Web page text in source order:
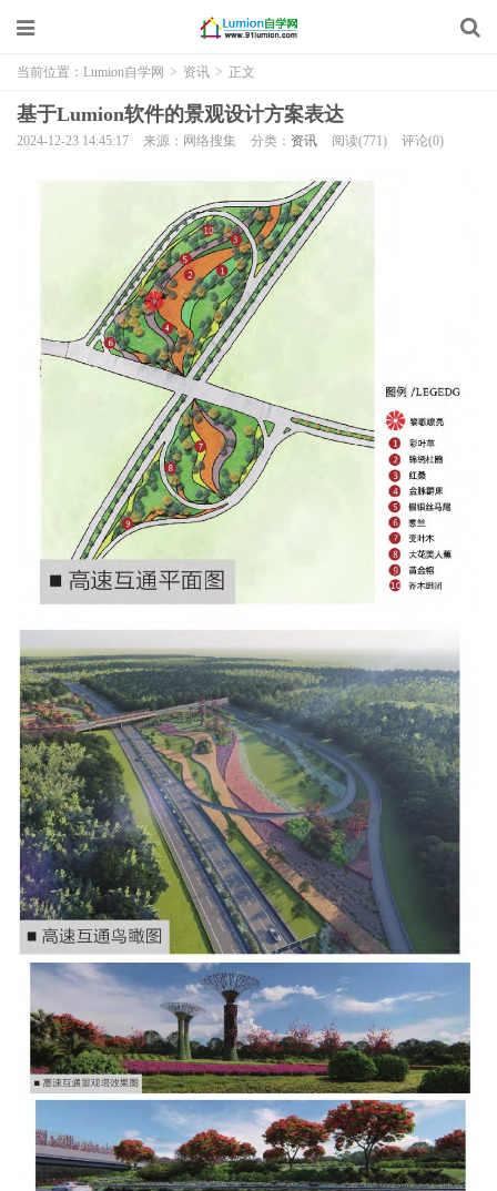
当前位置： Lumion自学网 > 资讯 > 正文
基于Lumion软件的景观设计方案表达
2024-12-23 14:45:17 来源：网络搜集 分类： 资讯 阅读(771) 评论(0)